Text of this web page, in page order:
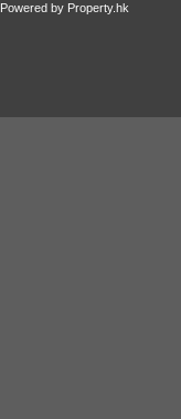
Powered by Property.hk